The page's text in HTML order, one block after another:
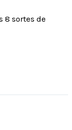
8 sortes de